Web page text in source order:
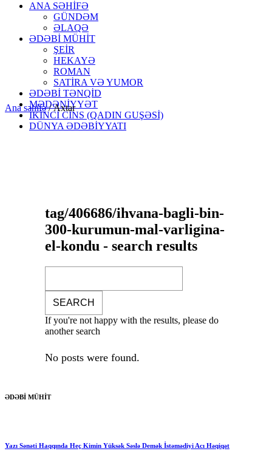
ANA SƏHİFƏ
GÜNDƏM
ƏLAQƏ
ƏDƏBİ MÜHİT
ŞEİR
HEKAYƏ
ROMAN
SATİRA VƏ YUMOR
ƏDƏBİ TƏNQİD
MƏDƏNİYYƏT
İKİNCİ CİNS (QADIN GUŞƏSİ)
DÜNYA ƏDƏBİYYATI
Ana səhifə/Axtar
tag/406686/ihvana-bagli-bin-
300-kurumun-mal-varligina-
el-kondu - search results
If you're not happy with the results, please do
another search
No posts were found.
ƏDƏBİ MÜHİT
Yazı Sənəti Haqqında Heç Kimin Yüksək Səslə Demək İstəmədiyi Acı Həqiqət